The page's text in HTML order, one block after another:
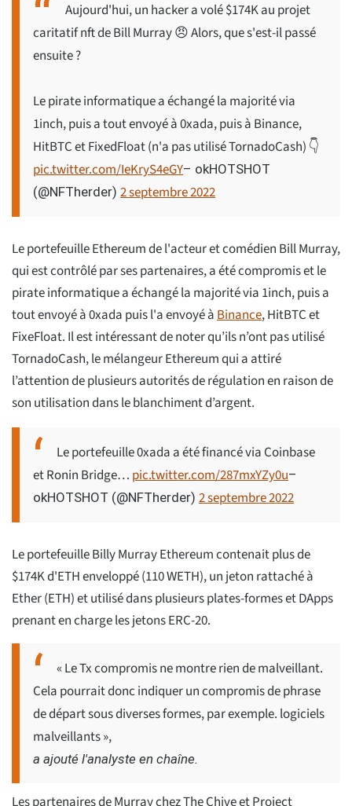
Aujourd'hui, un hacker a volé $174K au projet
caritatif nft de Bill Murray 😠 Alors, que s'est-il passé
ensuite ?
Le pirate informatique a échangé la majorité via
1inch, puis a tout envoyé à 0xada, puis à Binance,
HitBTC et FixedFloat (n'a pas utilisé TornadoCash) 👇
pic.twitter.com/IeKryS4eGY– okHOTSHOT
(@NFTherder) 2 septembre 2022
Le portefeuille Ethereum de l'acteur et comédien Bill Murray,
qui est contrôlé par ses partenaires, a été compromis et le
pirate informatique a échangé la majorité via 1inch, puis a
tout envoyé à 0xada puis l'a envoyé àBinance, HitBTC et
FixeFloat. Il est intéressant de noter qu’ils n’ont pas utilisé
TornadoCash, le mélangeur Ethereum qui a attiré
l’attention de plusieurs autorités de régulation en raison de
son utilisation dans le blanchiment d’argent.
Le portefeuille 0xada a été financé via Coinbase
et Ronin Bridge… pic.twitter.com/287mxYZy0u–
okHOTSHOT (@NFTherder) 2 septembre 2022
Le portefeuille Billy Murray Ethereum contenait plus de
$174K d'ETH enveloppé (110 WETH), un jeton rattaché à
Ether (ETH) et utilisé dans plusieurs plates-formes et DApps
prenant en charge les jetons ERC-20.
« Le Tx compromis ne montre rien de malveillant.
Cela pourrait donc indiquer un compromis de phrase
de départ sous diverses formes, par exemple. logiciels
malveillants »,
a ajouté l'analyste en chaîne.
Les partenaires de Murray chez The Chive et Project